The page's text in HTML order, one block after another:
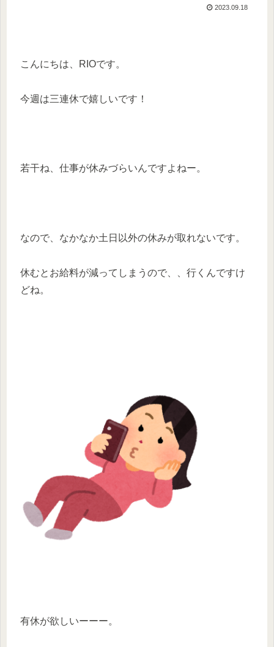
2023.09.18
こんにちは、RIOです。
今週は三連休で嬉しいです！
若干ね、仕事が休みづらいんですよねー。
なので、なかなか土日以外の休みが取れないです。
休むとお給料が減ってしまうので、、行くんですけ
どね。
有休が欲しいーーー。